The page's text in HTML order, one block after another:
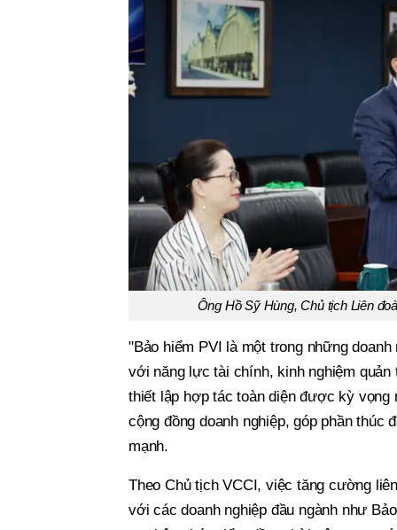
Ông Hồ Sỹ Hùng, Chủ tịch Liên
"Bảo hiểm PVI là một trong những
với năng lực tài chính, kinh nghiệm
thiết lập hợp tác toàn diện được kỳ
cộng đồng doanh nghiệp, góp phần thúc
mạnh.
Theo Chủ tịch VCCI, việc tăng cường
với các doanh nghiệp đầu ngành như